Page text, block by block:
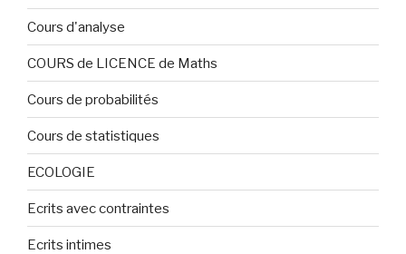
Cours d'analyse
COURS de LICENCE de Maths
Cours de probabilités
Cours de statistiques
ECOLOGIE
Ecrits avec contraintes
Ecrits intimes